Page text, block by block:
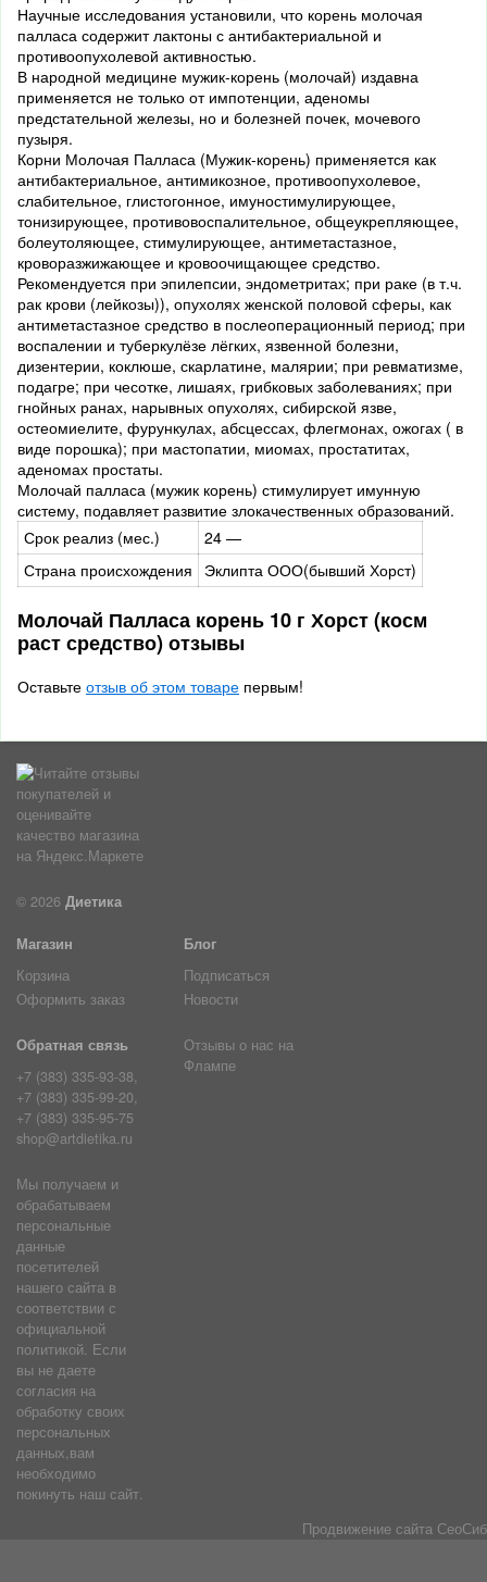
Научные исследования установили, что корень молочая
палласа содержит лактоны с антибактериальной и
противоопухолевой активностью.
В народной медицине мужик-корень (молочай) издавна
применяется не только от импотенции, аденомы
предстательной железы, но и болезней почек, мочевого
пузыря.
Корни Молочая Палласа (Мужик-корень) применяется как
антибактериальное, антимикозное, противоопухолевое,
слабительное, глистогонное, имуностимулирующее,
тонизирующее, противовоспалительное, общеукрепляющее,
болеутоляющее, стимулирующее, антиметастазное,
кроворазжижающее и кровоочищающее средство.
Рекомендуется при эпилепсии, эндометритах; при раке (в т.ч.
рак крови (лейкозы)), опухолях женской половой сферы, как
антиметастазное средство в послеоперационный период; при
воспалении и туберкулёзе лёгких, язвенной болезни,
дизентерии, коклюше, скарлатине, малярии; при ревматизме,
подагре; при чесотке, лишаях, грибковых заболеваниях; при
гнойных ранах, нарывных опухолях, сибирской язве,
остеомиелите, фурункулах, абсцессах, флегмонах, ожогах ( в
виде порошка); при мастопатии, миомах, простатитах,
аденомах простаты.
Молочай палласа (мужик корень) стимулирует имунную
систему, подавляет развитие злокачественных образований.
Срок реализ (мес.)
24 —
Страна происхождения
Эклипта ООО(бывший Хорст)
Молочай Палласа корень 10 г Хорст (косм
раст средство) отзывы
Оставьте отзыв об этом товаре первым!
© 2026 Диетика
Магазин
Корзина
Оформить заказ
Блог
Подписаться
Новости
Обратная связь
+7 (383) 335-93-38,
+7 (383) 335-99-20,
+7 (383) 335-95-75
shop@artdietika.ru
Отзывы о нас на
Флампе
Мы получаем и
обрабатываем
персональные
данные
посетителей
нашего сайта в
соответствии с
официальной
политикой. Если
вы не даете
согласия на
обработку своих
персональных
данных,вам
необходимо
покинуть наш сайт.
Продвижение сайта СеоСиб